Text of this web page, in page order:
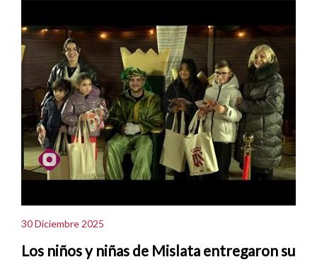
30 Diciembre 2025
Los niños y niñas de Mislata entregaron su